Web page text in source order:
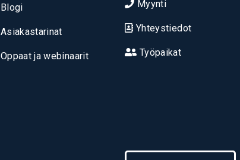
Blogi
Asiakastarinat
Oppaat ja webinaarit
Myynti
Yhteystiedot
Työpaikat